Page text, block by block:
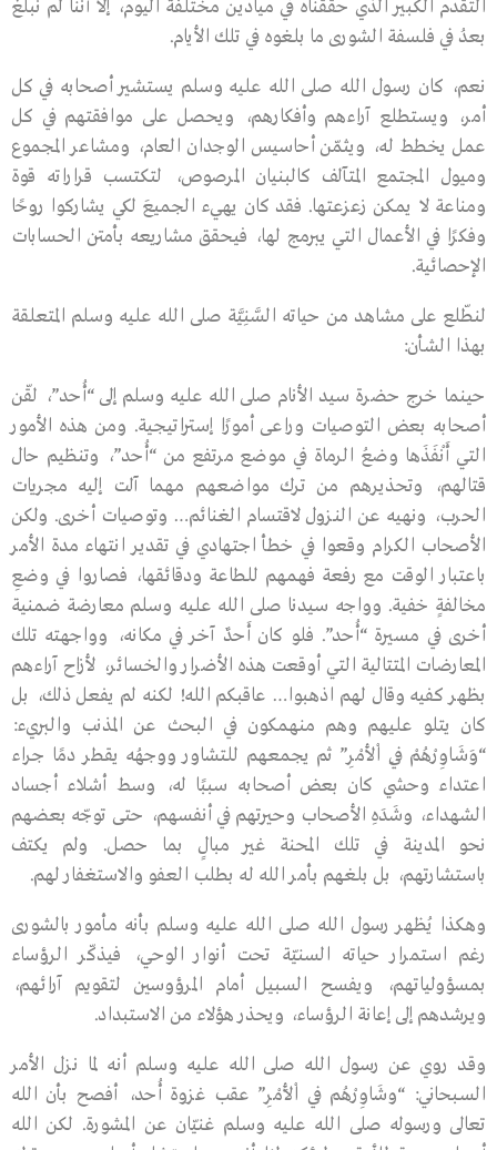
التقدم الكبير الذي حققناه في مياديـن مختلفة اليوم، إلا أننا لم نبلغ
بعدُ في فلسفة الشورى ما بلغوه في تلك الأيام.
نعم، كان رسـول الله صلى الله عليه وسلم يستشير أصحابه في كل
أمر، ويستطلع آراءهم وأفكارهم، ويحصل على موافقتهم في كل
عمل يخطط لـه، ويثمّن أحاسيس الوجدان العام، ومشاعر المجموع
وميول المجتمع المتآلف كالبنيان المرصوص، لتكتسب قراراته قوة
ومناعة لا يمكن زعزعتها. فقد كان يهيء الجميعَ لكي يشاركوا روحًا
وفكرًا في الأعمال التي يبرمج لها، فيحقق مشاريعه بأمتن الحسابات
الإحصائية.
لنطّلع على مشاهد من حياته السَّنِيَّة صلى الله عليه وسلم المتعلقة
بهذا الشأن:
حينما خرج حضرة سيد الأنام صلى الله عليه وسلم إلى “أُحد”، لقّن
أصحابه بعض التوصيات وراعى أمورًا إستراتيجية. ومن هذه الأمور
التي أَنْفَذَها وضعُ الرماة في موضع مرتفع من “أُحد”، وتنظيم حال
قتالهم، وتحذيرهم من ترك مواضعهم مهما آلت إليه مجريات
الحرب، ونهيه عن النـزول لاقتسام الغنائم… وتوصيات أخرى. ولكن
الأصحاب الكرام وقعوا في خطأ اجتهادي في تقدير انتهاء مدة الأمر
باعتبار الوقت مع رفعة فهمهم للطاعة ودقائقها، فصاروا في وضعِ
مخالفةٍ خفية. وواجه سيدنا صلى الله عليه وسلم معارضة ضمنية
أخرى في مسيرة “أُحد”. فلو كان أَحدٌ آخر في مكانه، وواجهته تلك
المعارضـات المتتالية التي أوقعت هذه الأضرار والخسائر، لأزاح آراءهم
بظهر كفيه وقال لهم اذهبوا… عاقبكم الله! لكنه لم يفعل ذلك، بل
كان يتلو عليهم وهم منهمكون في البحث عن المذنب والبريء:
“وَشَـاوِرْهُمْ فِي اْلأمْرِ” ثم يجمعهم للتشاور ووجهُه يقطر دمًا جراء
اعتداء وحشي كان بعض أصحابه سببًا له، وسط أشلاء أجساد
الشهداء، وشَدَهِ الأصحاب وحيرتهم في أنفسهم، حتى توجّه بعضهم
نحو المدينة في تلك المحنة غير مبالٍ بما حصل. ولم يكتف
باستشارتهم، بل بلغهم بأمر الله لـه بطلب العفو والاستغفار لهم.
وهكذا يُظهر رسول الله صلى الله عليه وسلم بأنه مأمور بالشورى
رغم استمرار حياته السنيّة تحت أنوار الوحي، فيذكّر الرؤساء
بمسؤولياتهم، ويفسح السبيل أمام المرؤوسين لتقويم آرائهم،
ويرشدهم إلى إعانة الرؤساء، ويحذر هؤلاء من الاستبداد.
وقـد روي عن رسـول الله صلى الله عليه وسلم أنـه لما نـزل الأمر
السـبحاني: “وشَاوِرْهُم في اْلأَمْرِ” عقب غزوة أُحد، أفصح بأن الله
تعالى ورسوله صلى الله عليه وسلم غنيّان عن المشورة. لكن الله